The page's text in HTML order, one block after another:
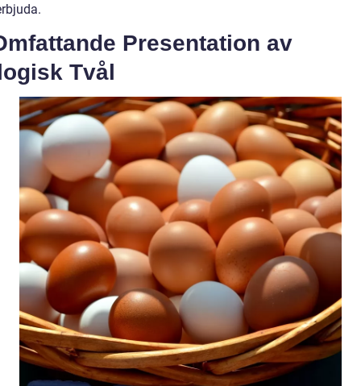
Presentation av
Tvål